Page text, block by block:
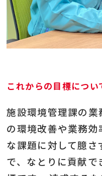
これからの目標につい
施設環境管理課の
の環境改善や業務
な課題に対して臆
で、なとりに貢献で